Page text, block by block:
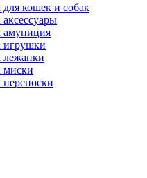
кошек и собак
амуниция
игрушки
лежанки
миски